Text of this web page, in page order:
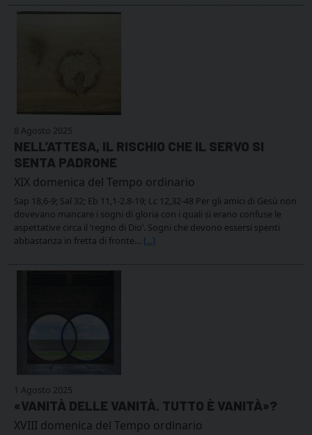
8 Agosto 2025
NELL’ATTESA, IL RISCHIO CHE IL SERVO SI
SENTA PADRONE
XIX domenica del Tempo ordinario
Sap 18,6-9; Sal 32; Eb 11,1-2.8-19; Lc 12,32-48 Per gli amici di Gesù non
dovevano mancare i sogni di gloria con i quali si erano confuse le
aspettative circa il ‘regno di Dio’. Sogni che devono essersi spenti
abbastanza in fretta di fronte… [...]
1 Agosto 2025
«VANITÀ DELLE VANITÀ. TUTTO È VANITÀ»?
XVIII domenica del Tempo ordinario